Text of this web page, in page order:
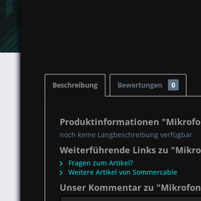
Beschreibung Bewertungen 0
Produktinformationen
noch keine Langbeschreibung verfügbar
Weiterführende Links zu
Fragen zum Artikel?
Weitere Artikel von Sommercable
Unser Kommentar zu